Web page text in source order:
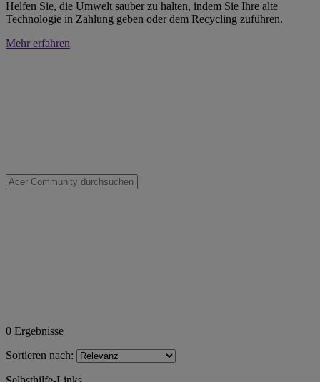
Helfen Sie, die Umwelt sauber zu halten, indem Sie Ihre alte
Technologie in Zahlung geben oder dem Recycling zuführen.
Mehr erfahren
0 Ergebnisse
Sortieren nach: